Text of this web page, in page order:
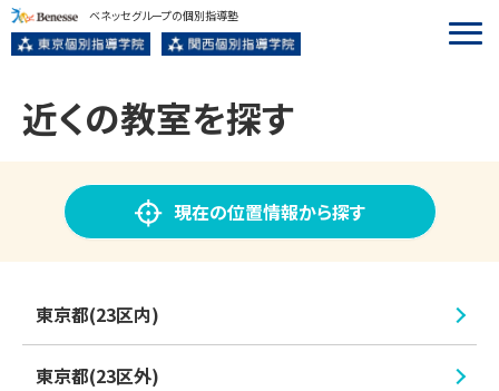
ベネッセグループの個別指導塾
近くの教室を探す
現在の位置情報から探す
東京都(23区内)
東京都(23区外)